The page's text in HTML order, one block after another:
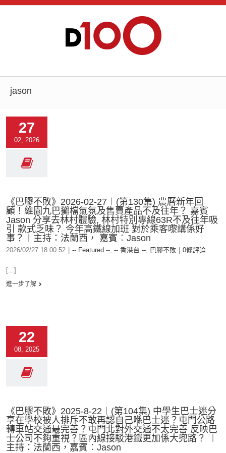
jason
27
02, 2026
《巴膠不敗》2026-02-27︱(第130集) 農曆新年回
顧！維園九巴攤檔氣氛及售賣產品不及往年？ 嘉賓
Jason 分享去林村體驗, 林村特別專線63R不及往年吸
引 款式乏味？ 今年高鐵線加班 對於乘客嚟講係好
事？︱主持：法蘭西， 嘉賓︰Jason
2026/02/27 18:00:52 -- Featured --, -- 香港台 --, 巴膠不敗 0條評論
[...]
進一步了解
22
08, 2025
《巴膠不敗》2025-8-22︱(第104集) 中學生巴士迷分
享在學校被人排斥不敢再認自己喺巴士迷？屯門公路
轉車站交通最完善？屯門北對外交通不太完善 反映巴
士公司不夠重視？區內線接駁港鐵更加係大兜路？ ︱
主持：法蘭西，嘉賓︰Jason